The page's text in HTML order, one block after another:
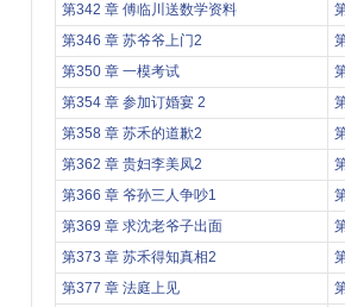
第342 章 傅临川送数学资料
第346 章 苏爷爷上门2
第350 章 一模考试
第354 章 参加订婚宴 2
第358 章 苏禾的道歉2
第362 章 贵妇李美凤2
第366 章 爷孙三人争吵1
第369 章 求沈老爷子出面
第373 章 苏禾得知真相2
第377 章 法庭上见